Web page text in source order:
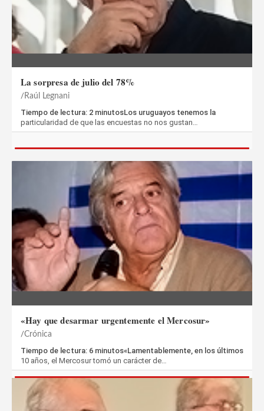
La sorpresa de julio del 78%
Raúl Legnani
Tiempo de lectura: 2 minutosLos uruguayos tenemos la
particularidad de que las encuestas no nos gustan…
«Hay que desarmar urgentemente el Mercosur»
Crónica
Tiempo de lectura: 6 minutos«Lamentablemente, en los últimos
10 años, el Mercosur tomó un carácter de…